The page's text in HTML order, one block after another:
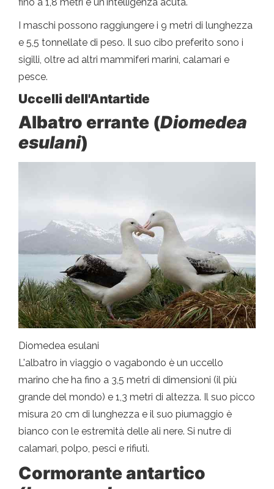
I maschi possono raggiungere i 9 metri di lunghezza
e 5,5 tonnellate di peso. Il suo cibo preferito sono i
sigilli, oltre ad altri mammiferi marini, calamari e
pesce.
Uccelli dell'Antartide
Albatro errante (Diomedea
esulani)
Diomedea esulani
L'albatro in viaggio o vagabondo è un uccello
marino che ha fino a 3,5 metri di dimensioni (il più
grande del mondo) e 1,3 metri di altezza. Il suo picco
misura 20 cm di lunghezza e il suo piumaggio è
bianco con le estremità delle ali nere. Si nutre di
calamari, polpo, pesci e rifiuti.
Cormorante antartico